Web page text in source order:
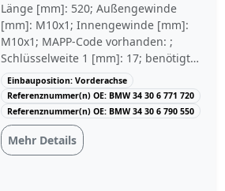
Länge [mm]: 520; Außengewinde
[mm]: M10x1; Innengewinde [mm]:
M10x1; MAPP-Code vorhanden: ;
Schlüsselweite 1 [mm]: 17; benötigte
Stückzahl: 2; Einbauposition:
Vorderachse; Baujahr bis: 05/2012,
05/2011, 08/2007, 10/2013, 12/2008,
03/2007; Baujahr ab: 07/2005,
09/2005, 09/2006, 03/2007, 04/2007,
10/2007, 09/2007, 01/2009, 03/2009,
Einbauposition: Vorderachse
Referenznummer(n) OE: BMW 34 30 6 771 720
Referenznummer(n) OE: BMW 34 30 6 790 550
Mehr Details